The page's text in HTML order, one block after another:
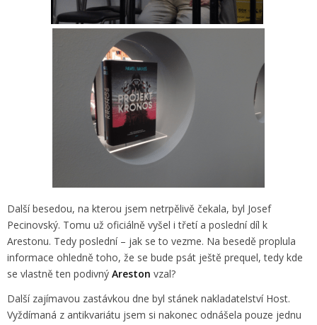
Další besedou, na kterou jsem netrpělivě čekala, byl Josef
Pecinovský. Tomu už oficiálně vyšel i třetí a poslední díl k
Arestonu. Tedy poslední – jak se to vezme. Na besedě proplula
informace ohledně toho, že se bude psát ještě prequel, tedy kde
se vlastně ten podivný Areston vzal?
Další zajímavou zastávkou dne byl stánek nakladatelství Host.
Vyždímaná z antikvariátu jsem si nakonec odnášela pouze jednu